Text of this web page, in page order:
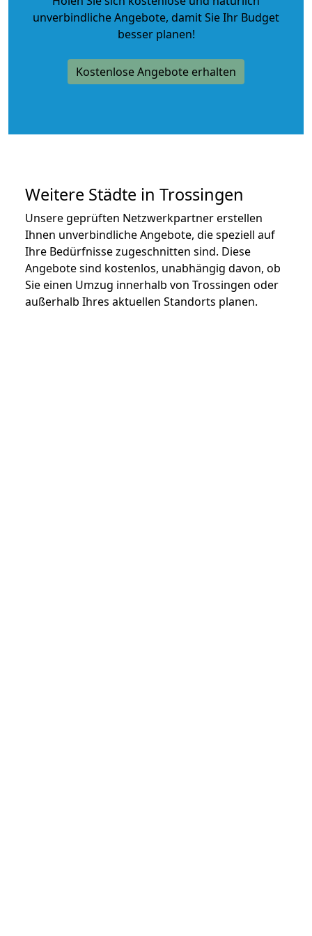
unverbindliche Angebote, damit Sie Ihr Budget
besser planen!
Kostenlose Angebote erhalten
Weitere Städte in Trossingen
Unsere geprüften Netzwerkpartner erstellen
Ihnen unverbindliche Angebote, die speziell auf
Ihre Bedürfnisse zugeschnitten sind. Diese
Angebote sind kostenlos, unabhängig davon, ob
Sie einen Umzug innerhalb von Trossingen oder
außerhalb Ihres aktuellen Standorts planen.